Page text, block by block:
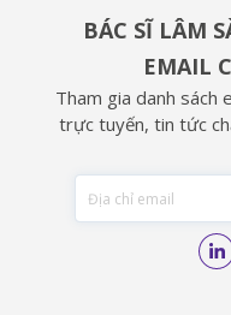
BÁC SĨ LÂM
EMAIL
Tham gia danh sách
trực tuyến, tin tức